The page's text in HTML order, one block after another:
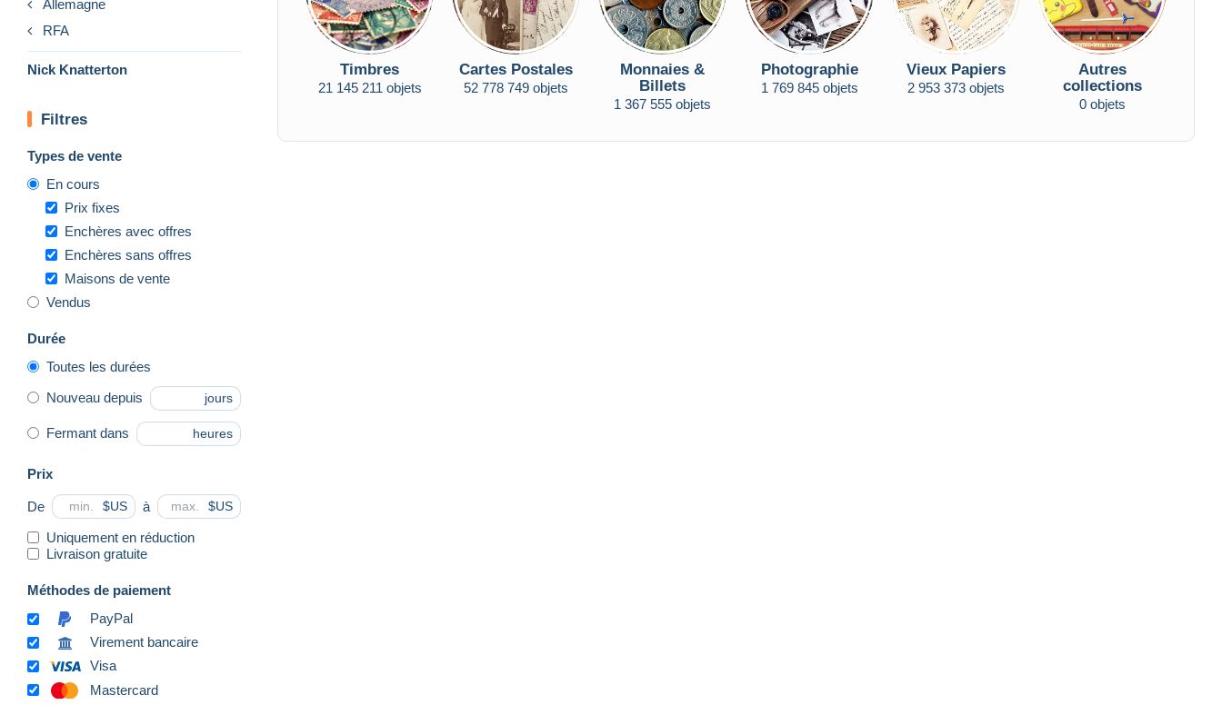
Allemagne
RFA
Nick Knatterton
Filtres
Types de vente
En cours
Prix fixes
Enchères avec offres
Enchères sans offres
Maisons de vente
Vendus
Durée
Toutes les durées
Nouveau depuis jours
Fermant dans heures
Prix
De $US à $US
Uniquement en réduction
Livraison gratuite
Méthodes de paiement
PayPal
Virement bancaire
Visa
Mastercard
Timbres
21 145 211 objets
Cartes Postales
52 778 749 objets
Monnaies &
Billets
1 367 555 objets
Photographie
1 769 845 objets
Vieux Papiers
2 953 373 objets
Autres
collections
0 objets